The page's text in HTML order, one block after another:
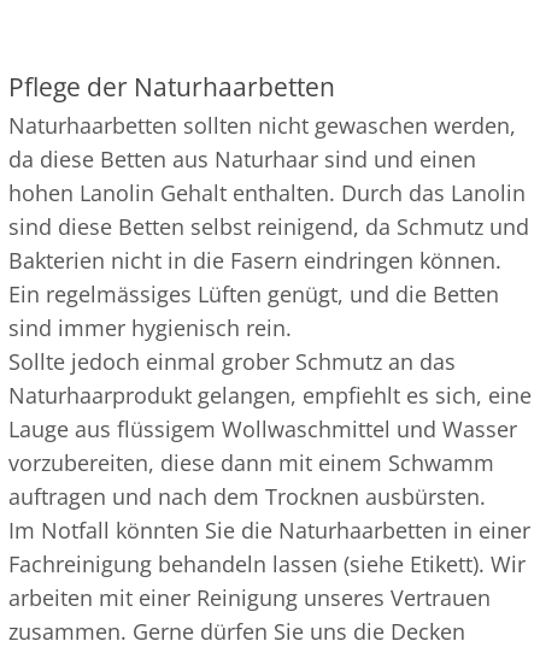
Pflege der Naturhaarbetten
Naturhaarbetten sollten nicht gewaschen werden,
da diese Betten aus Naturhaar sind und einen
hohen Lanolin Gehalt enthalten. Durch das Lanolin
sind diese Betten selbst reinigend, da Schmutz und
Bakterien nicht in die Fasern eindringen können.
Ein regelmässiges Lüften genügt, und die Betten
sind immer hygienisch rein.
Sollte jedoch einmal grober Schmutz an das
Naturhaarprodukt gelangen, empfiehlt es sich, eine
Lauge aus flüssigem Wollwaschmittel und Wasser
vorzubereiten, diese dann mit einem Schwamm
auftragen und nach dem Trocknen ausbürsten.
Im Notfall könnten Sie die Naturhaarbetten in einer
Fachreinigung behandeln lassen (siehe Etikett). Wir
arbeiten mit einer Reinigung unseres Vertrauen
zusammen. Gerne dürfen Sie uns die Decken